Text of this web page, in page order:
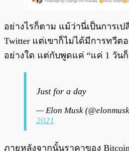
อย่างไรก็ตาม แม้ว่านี่เป็นการเ
Twitter แต่เขาก็ไม่ได้มีการทวีต
อย่างใด แต่กับพูดแค่ “แค่ 1 วัน
Just for a day
— Elon Musk
2021
ภายหลังจากนั้นราคาของ